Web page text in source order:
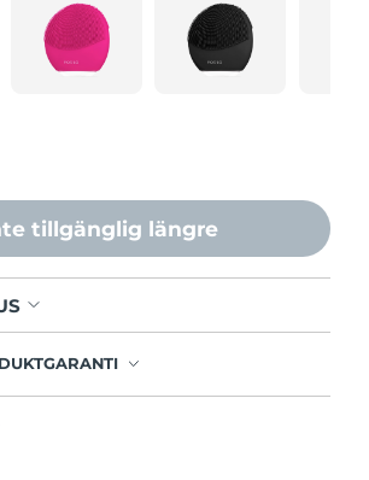
tillgänglig längre
om du får problem med den